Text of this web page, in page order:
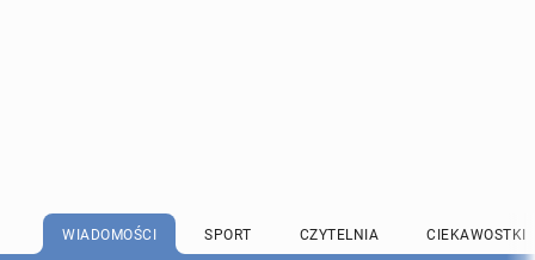
WIADOMOŚCI SPORT CZYTELNIA CIEKAWOSTKI